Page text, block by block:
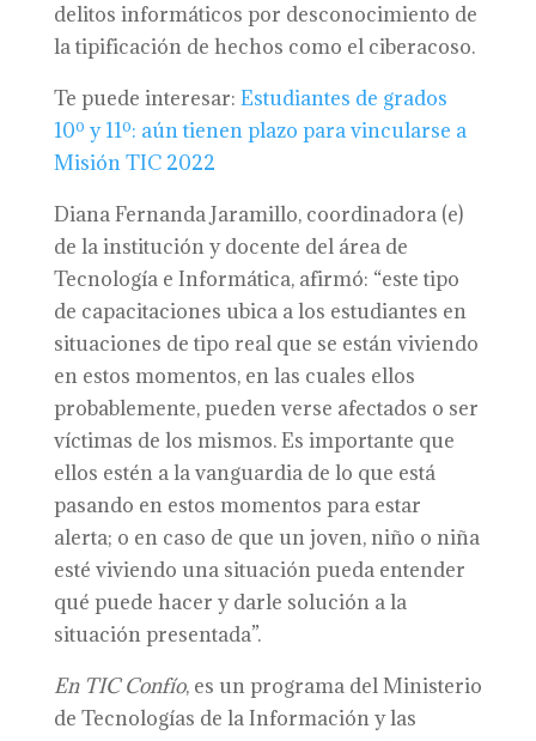
delitos informáticos por desconocimiento de
la tipificación de hechos como el ciberacoso.
Te puede interesar: Estudiantes de grados
10º y 11º: aún tienen plazo para vincularse a
Misión TIC 2022
Diana Fernanda Jaramillo, coordinadora (e)
de la institución y docente del área de
Tecnología e Informática, afirmó: “este tipo
de capacitaciones ubica a los estudiantes en
situaciones de tipo real que se están viviendo
en estos momentos, en las cuales ellos
probablemente, pueden verse afectados o ser
víctimas de los mismos. Es importante que
ellos estén a la vanguardia de lo que está
pasando en estos momentos para estar
alerta; o en caso de que un joven, niño o niña
esté viviendo una situación pueda entender
qué puede hacer y darle solución a la
situación presentada”.
En TIC Confío, es un programa del Ministerio
de Tecnologías de la Información y las